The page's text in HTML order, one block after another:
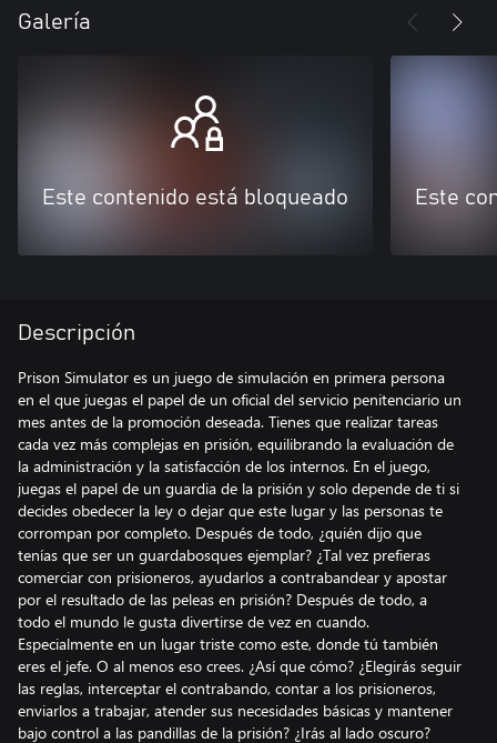
Galería
Este contenido está bloqueado Este
Descripción
Prison Simulator es un juego de simulación en primera persona
en el que juegas el papel de un oficial del servicio penitenciario un
mes antes de la promoción deseada. Tienes que realizar tareas
cada vez más complejas en prisión, equilibrando la evaluación de
la administración y la satisfacción de los internos. En el juego,
juegas el papel de un guardia de la prisión y solo depende de ti si
decides obedecer la ley o dejar que este lugar y las personas te
corrompan por completo. Después de todo, ¿quién dijo que
tenías que ser un guardabosques ejemplar? ¿Tal vez prefieras
comerciar con prisioneros, ayudarlos a contrabandear y apostar
por el resultado de las peleas en prisión? Después de todo, a
todo el mundo le gusta divertirse de vez en cuando.
Especialmente en un lugar triste como este, donde tú también
eres el jefe. O al menos eso crees. ¿Así que cómo? ¿Elegirás seguir
las reglas, interceptar el contrabando, contar a los prisioneros,
enviarlos a trabajar, atender sus necesidades básicas y mantener
bajo control a las pandillas de la prisión? ¿Irás al lado oscuro?